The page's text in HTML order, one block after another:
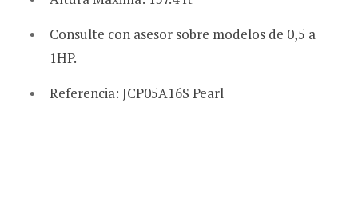
Consulte con asesor sobre modelos de 0,5 a
1HP.
Referencia: JCP05A16S Pearl